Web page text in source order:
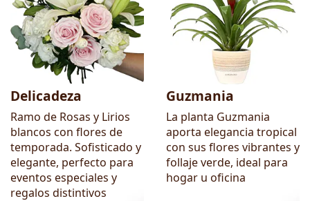
Delicadeza
Ramo de Rosas y Lirios
blancos con flores de
temporada. Sofisticado y
elegante, perfecto para
eventos especiales y
regalos distintivos
Guzmania
La planta Guzmania
aporta elegancia tropical
con sus flores vibrantes y
follaje verde, ideal para
hogar u oficina